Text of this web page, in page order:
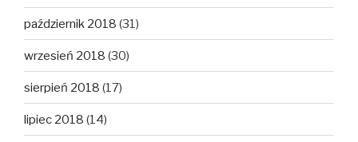
październik 2018 (31)
wrzesień 2018 (30)
sierpień 2018 (17)
lipiec 2018 (14)